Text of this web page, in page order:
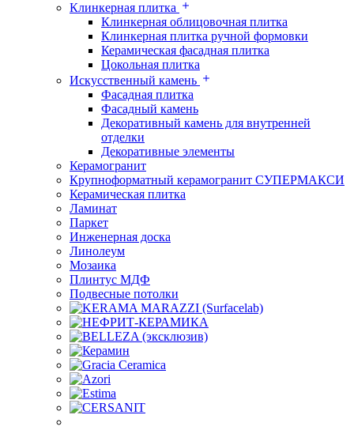
Клинкерная плитка
Клинкерная облицовочная плитка
Клинкерная плитка ручной формовки
Керамическая фасадная плитка
Цокольная плитка
Искусственный камень
Фасадная плитка
Фасадный камень
Декоративный камень для внутренней
отделки
Декоративные элементы
Керамогранит
Крупноформатный керамогранит СУПЕРМАКСИ
Керамическая плитка
Ламинат
Паркет
Инженерная доска
Линолеум
Мозаика
Плинтус МДФ
Подвесные потолки